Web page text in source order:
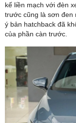
kế liền mạch với đèn
trước cũng là sơn đen
ý bản hatchback đã
của phần càn trước.